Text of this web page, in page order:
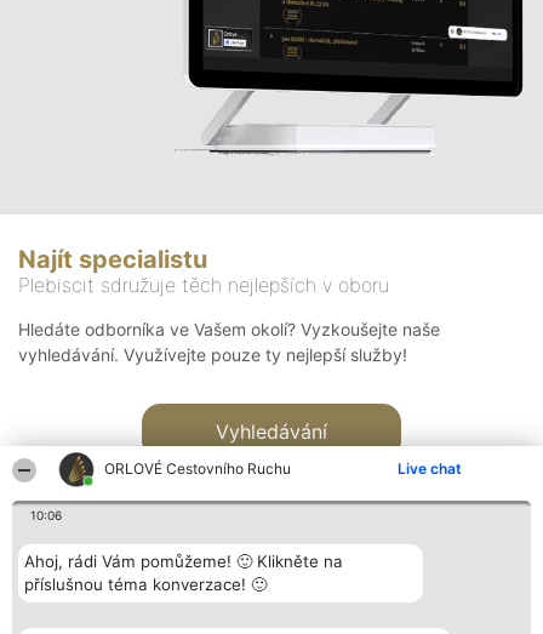
ORLOVÉ Cestovního Ruchu Live chat
10:06
Ahoj, rádi Vám pomůžeme! 🙂 Klikněte na
příslušnou téma konverzace! 🙂
Najít specialistu
Plebiscit sdružuje těch nejlepších v oboru
Hledáte odborníka ve Vašem okolí? Vyzkoušejte naše
vyhledávání. Využívejte pouze ty nejlepší služby!
Vyhledávání
Bright Side Solutions sp. z o. Vítězové Kontakt